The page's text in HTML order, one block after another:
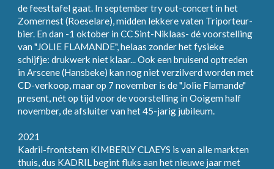
de feesttafel gaat. In september try out-concert in het
Zomernest (Roeselare), midden lekkere vaten Triporteur-
bier. En dan -1 oktober in CC Sint-Niklaas- dé voorstelling
van "JOLIE FLAMANDE", helaas zonder het fysieke
schijfje: drukwerk niet klaar... Ook een bruisend optreden
in Arscene (Hansbeke) kan nog niet verzilverd worden met
CD-verkoop, maar op 7 november is de "Jolie Flamande"
present, nét op tijd voor de voorstelling in Ooigem half
november, de afsluiter van het 45-jarig jubileum.
2021
Kadril-frontstem KIMBERLY CLAEYS is van alle markten
thuis, dus KADRIL begint fluks aan het nieuwe jaar met